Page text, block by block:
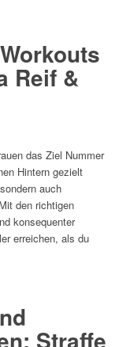
Reif &
das Ziel Nummer
Hintern gezielt
auch
den richtigen
konsequenter
erreichen, als du
Straffe